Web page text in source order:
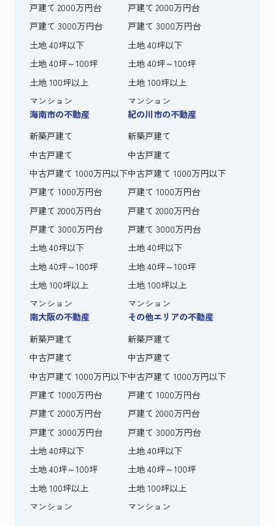
戸建て 2000万円台
戸建て 3000万円台
土地 40坪以下
土地 40坪～100坪
土地 100坪以上
マンション
戸建て 2000万円台
戸建て 3000万円台
土地 40坪以下
土地 40坪～100坪
土地 100坪以上
マンション
海南市の不動産
新築戸建て
中古戸建て
中古戸建て 1000万円以下
戸建て 1000万円台
戸建て 2000万円台
戸建て 3000万円台
土地 40坪以下
土地 40坪～100坪
土地 100坪以上
マンション
紀の川市の不動産
新築戸建て
中古戸建て
中古戸建て 1000万円以下
戸建て 1000万円台
戸建て 2000万円台
戸建て 3000万円台
土地 40坪以下
土地 40坪～100坪
土地 100坪以上
マンション
南大阪の不動産
新築戸建て
中古戸建て
中古戸建て 1000万円以下
戸建て 1000万円台
戸建て 2000万円台
戸建て 3000万円台
土地 40坪以下
土地 40坪～100坪
土地 100坪以上
マンション
その他エリアの不動産
新築戸建て
中古戸建て
中古戸建て 1000万円以下
戸建て 1000万円台
戸建て 2000万円台
戸建て 3000万円台
土地 40坪以下
土地 40坪～100坪
土地 100坪以上
マンション